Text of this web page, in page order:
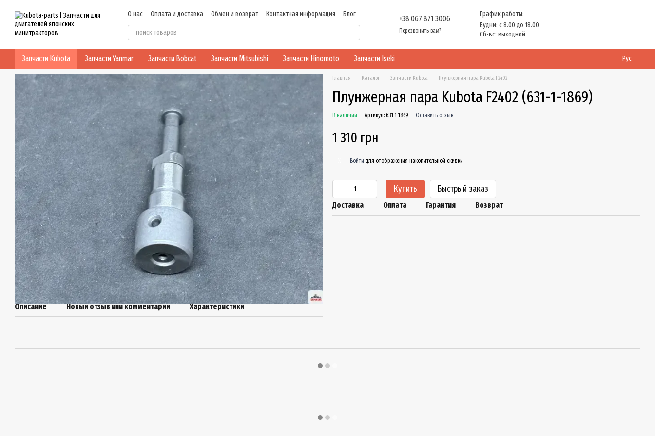
О нас Оплата и доставка Обмен и возврат Контактная информация
Блог
Политика конфиденциальности
+38 067 871 3006
Перезвонить вам?
График работы:
Будни: с 8.00 до 18.00
Сб-вс: выходной
Запчасти Kubota Запчасти Yanmar Запчасти Bobcat Запчасти Mitsubishi Запчасти Hinomoto Запчасти Iseki Рус
Описание Новый отзыв или комментарий Характеристики
Главная Каталог Запчасти Kubota Плунжерная пара Kubota F2402
Плунжерная пара Kubota F2402 (631-1-1869)
В наличии Артикул: 631-1-1869 Оставить отзыв
1 310 грн
Войти для отображения накопительной скидки
Купить Быстрый заказ
Доставка Оплата Гарантия Возврат